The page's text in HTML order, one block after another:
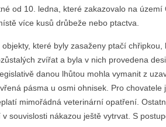
od 10. ledna, které zakazovalo na
více kusů drůbeže nebo ptactva.
které byly zasaženy ptačí chřipkou,
zvířat a byla v nich provedena
danou lhůtou mohla vymanit z
pásma u osmi ohnisek. Pro
mimořádná veterinární opatření.
souvislosti nákazou ještě vytrvat. S